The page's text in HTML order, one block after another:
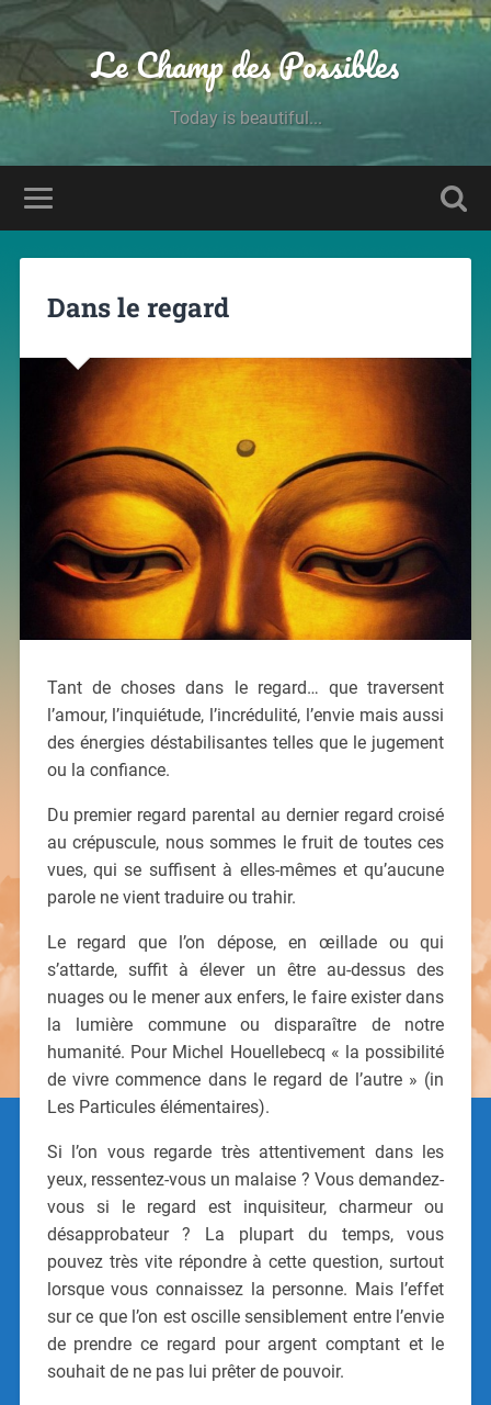
Le Champ des Possibles
Today is beautiful...
Dans le regard
Tant de choses dans le regard… que traversent
l’amour, l’inquiétude, l’incrédulité, l’envie mais aussi
des énergies déstabilisantes telles que le jugement
ou la confiance.
Du premier regard parental au dernier regard croisé
au crépuscule, nous sommes le fruit de toutes ces
vues, qui se suffisent à elles-mêmes et qu’aucune
parole ne vient traduire ou trahir.
Le regard que l’on dépose, en œillade ou qui
s’attarde, suffit à élever un être au-dessus des
nuages ou le mener aux enfers, le faire exister dans
la lumière commune ou disparaître de notre
humanité. Pour Michel Houellebecq « la possibilité
de vivre commence dans le regard de l’autre » (in
Les Particules élémentaires).
Si l’on vous regarde très attentivement dans les
yeux, ressentez-vous un malaise ? Vous demandez-
vous si le regard est inquisiteur, charmeur ou
désapprobateur ? La plupart du temps, vous
pouvez très vite répondre à cette question, surtout
lorsque vous connaissez la personne. Mais l’effet
sur ce que l’on est oscille sensiblement entre l’envie
de prendre ce regard pour argent comptant et le
souhait de ne pas lui prêter de pouvoir.